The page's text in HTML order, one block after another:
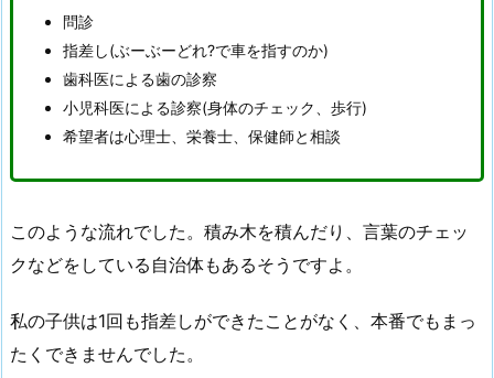
問診
指差し(ぶーぶーどれ?で車を指すのか)
歯科医による歯の診察
小児科医による診察(身体のチェック、歩行)
希望者は心理士、栄養士、保健師と相談
このような流れでした。積み木を積んだり、言葉のチェッ
クなどをしている自治体もあるそうですよ。
私の子供は1回も指差しができたことがなく、本番でもまっ
たくできませんでした。